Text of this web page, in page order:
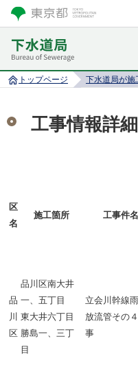
トップページ
工事情報詳
区
名
施工箇所 工事件名
品
川
区
品川区南大井
一、五丁目
東大井六丁目
勝島一、三丁
目
立会川幹線
放流管その
事